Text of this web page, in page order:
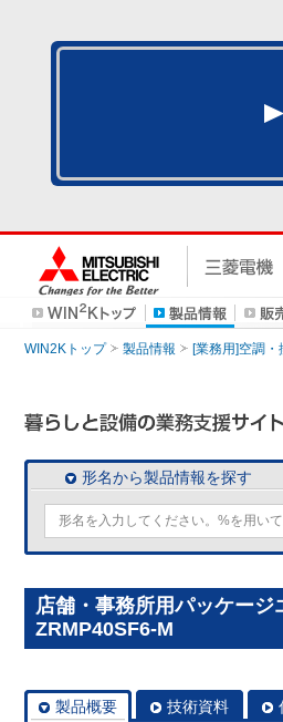
WIN2Kトップ 製品情報 [業務用]空調・
形名から製品情報を探す
店舗・事務所用パッケー
ZRMP40SF6-M
製品概要 技術資料